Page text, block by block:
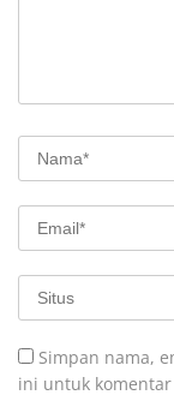
Simpan nama,
ini untuk